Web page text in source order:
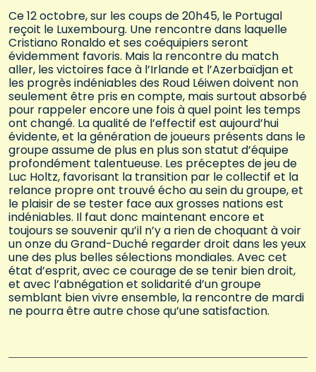
Ce 12 octobre, sur les coups de 20h45, le Portugal
reçoit le Luxembourg. Une rencontre dans laquelle
Cristiano Ronaldo et ses coéquipiers seront
évidemment favoris. Mais la rencontre du match
aller, les victoires face à l’Irlande et l’Azerbaïdjan et
les progrès indéniables des Roud Léiwen doivent non
seulement être pris en compte, mais surtout absorbé
pour rappeler encore une fois à quel point les temps
ont changé. La qualité de l’effectif est aujourd’hui
évidente, et la génération de joueurs présents dans le
groupe assume de plus en plus son statut d’équipe
profondément talentueuse. Les préceptes de jeu de
Luc Holtz, favorisant la transition par le collectif et la
relance propre ont trouvé écho au sein du groupe, et
le plaisir de se tester face aux grosses nations est
indéniables. Il faut donc maintenant encore et
toujours se souvenir qu’il n’y a rien de choquant à voir
un onze du Grand-Duché regarder droit dans les yeux
une des plus belles sélections mondiales. Avec cet
état d’esprit, avec ce courage de se tenir bien droit,
et avec l’abnégation et solidarité d’un groupe
semblant bien vivre ensemble, la rencontre de mardi
ne pourra être autre chose qu’une satisfaction.